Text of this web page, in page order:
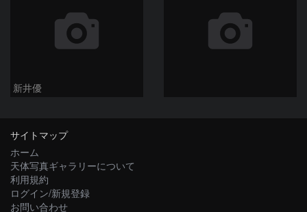
新井優
サイトマップ
ホーム
天体写真ギャラリーについて
利用規約
ログイン/新規登録
お問い合わせ